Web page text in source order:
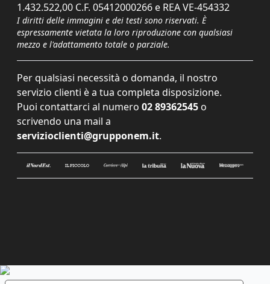
1.432.522,00 C.F. 05412000266 e REA VE-454332
I diritti delle immagini e dei testi sono riservati. È
espressamente vietata la loro riproduzione con qualsiasi
mezzo e l'adattamento totale o parziale.
Per qualsiasi necessità o domanda, il nostro
servizio clienti è a tua completa disposizione.
Puoi contattarci al numero 02 89362545 o
scrivendo una mail a
servizioclienti@grupponem.it.